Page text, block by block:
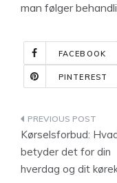
man følger
FACEBOOK
PINTEREST
Kørselsforbud:
betyder det for din
hverdag og dit